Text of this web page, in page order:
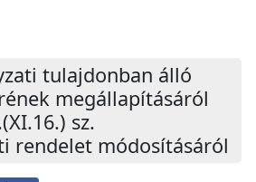
tulajdonban álló
megállapításáról
sz.
rendelet módosításáról